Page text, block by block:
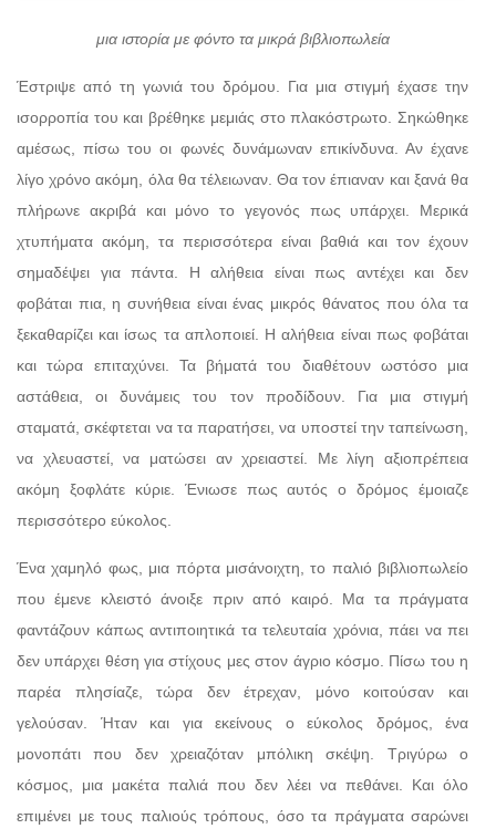
μια ιστορία με φόντο τα μικρά βιβλιοπωλεία
Έστριψε από τη γωνιά του δρόμου. Για μια στιγμή έχασε την
ισορροπία του και βρέθηκε μεμιάς στο πλακόστρωτο. Σηκώθηκε
αμέσως, πίσω του οι φωνές δυνάμωναν επικίνδυνα. Αν έχανε
λίγο χρόνο ακόμη, όλα θα τέλειωναν. Θα τον έπιαναν και ξανά θα
πλήρωνε ακριβά και μόνο το γεγονός πως υπάρχει. Μερικά
χτυπήματα ακόμη, τα περισσότερα είναι βαθιά και τον έχουν
σημαδέψει για πάντα. Η αλήθεια είναι πως αντέχει και δεν
φοβάται πια, η συνήθεια είναι ένας μικρός θάνατος που όλα τα
ξεκαθαρίζει και ίσως τα απλοποιεί. Η αλήθεια είναι πως φοβάται
και τώρα επιταχύνει. Τα βήματά του διαθέτουν ωστόσο μια
αστάθεια, οι δυνάμεις του τον προδίδουν. Για μια στιγμή
σταματά, σκέφτεται να τα παρατήσει, να υποστεί την ταπείνωση,
να χλευαστεί, να ματώσει αν χρειαστεί. Με λίγη αξιοπρέπεια
ακόμη ξοφλάτε κύριε. Ένιωσε πως αυτός ο δρόμος έμοιαζε
περισσότερο εύκολος.
Ένα χαμηλό φως, μια πόρτα μισάνοιχτη, το παλιό βιβλιοπωλείο
που έμενε κλειστό άνοιξε πριν από καιρό. Μα τα πράγματα
φαντάζουν κάπως αντιποιητικά τα τελευταία χρόνια, πάει να πει
δεν υπάρχει θέση για στίχους μες στον άγριο κόσμο. Πίσω του η
παρέα πλησίαζε, τώρα δεν έτρεχαν, μόνο κοιτούσαν και
γελούσαν. Ήταν και για εκείνους ο εύκολος δρόμος, ένα
μονοπάτι που δεν χρειαζόταν μπόλικη σκέψη. Τριγύρω ο
κόσμος, μια μακέτα παλιά που δεν λέει να πεθάνει. Και όλο
επιμένει με τους παλιούς τρόπους, όσο τα πράγματα σαρώνει